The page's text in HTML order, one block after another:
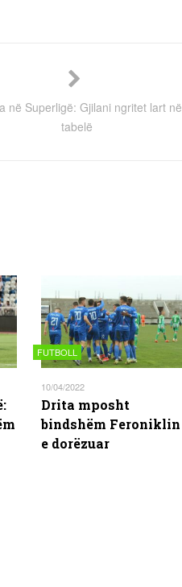
në Superligë: Gjilani ngritet lart në
tabelë
FUTBOLL
10/04/2022
Drita mposht
bindshëm Feroniklin
e dorëzuar